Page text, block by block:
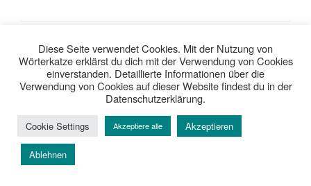
Beitragsnavigation
Vorheriger
Beitrag
ZURÜCK
Top-5 – die einhunderteinunddreißigste
Nächster
Beitrag
WEITER
Literatur-Quickie
Diese Seite verwendet Cookies. Mit der Nutzung von
Wörterkatze erklärst du dich mit der Verwendung von Cookies
einverstanden. Detaillierte Informationen über die
Verwendung von Cookies auf dieser Website findest du in der
Datenschutzerklärung.
Cookie Settings Akzeptiere alle Akzeptieren
Ablehnen